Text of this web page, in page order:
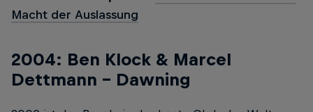
Macht der Auslassung
2004: Ben Klock & Marcel
Dettmann – Dawning